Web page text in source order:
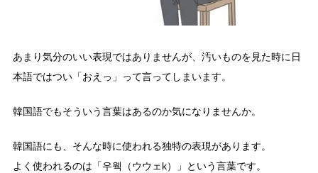
あまり気分のいい表現ではありませんが、汚いものを見た時に日
本語ではつい「おえっ」って言ってしまいます。
韓国語でもそういう言葉はあるのか気になりませんか。
韓国語にも、そんな時に使われる独特の表現があります。
よく使われるのは「우웩（ウウェk）」という言葉です。